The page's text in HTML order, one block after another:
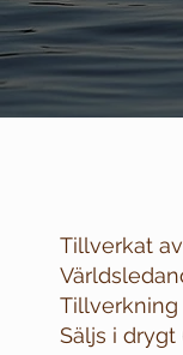
Tillverkat av
Tillverkning
Säljs i